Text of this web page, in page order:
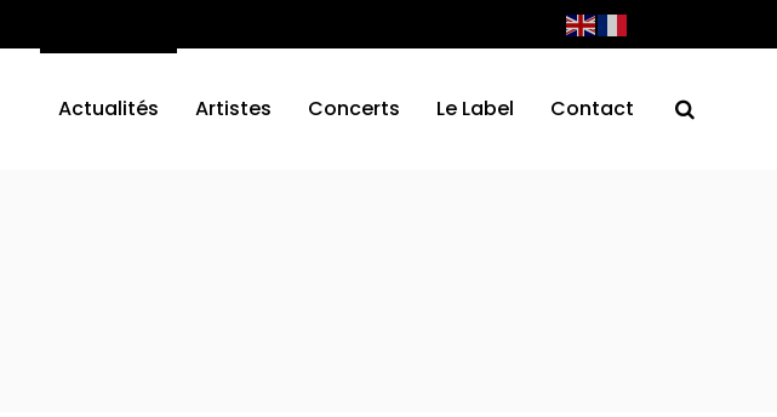
Actualités Artistes Concerts Le Label Contact